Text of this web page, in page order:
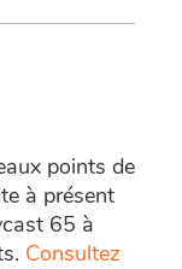
points de
à présent
65 à
Consultez